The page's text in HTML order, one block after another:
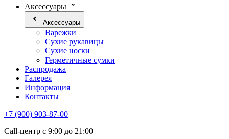
Аксессуары
Аксессуары
Варежки
Сухие рукавицы
Сухие носки
Герметичные сумки
Распродажа
Галерея
Информация
Контакты
+7 (900) 903-87-00
Call-центр с 9:00 до 21:00